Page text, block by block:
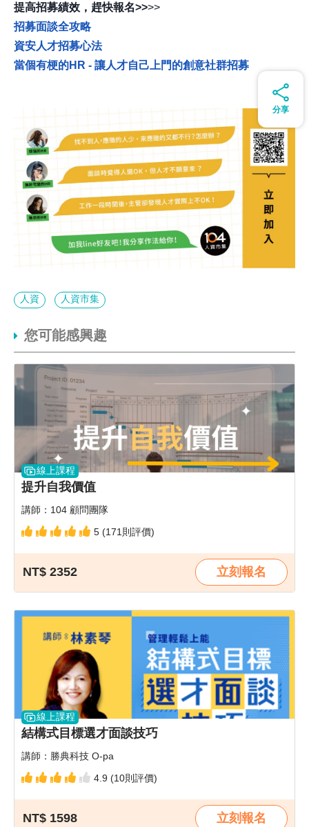
分享
提高招募績效，趕快報名>>>>
招募面談全攻略
資安人才招募心法
當個有梗的HR - 讓人才自己上門的創意社群招募
人資 人資市集
您可能感興趣
線上課程
提升自我價值
講師：104 顧問團隊
5 (171則評價)
NT$ 2352 立刻報名
線上課程
結構式目標選才面談技巧
講師：勝典科技 O-pa
4.9 (10則評價)
NT$ 1598 立刻報名